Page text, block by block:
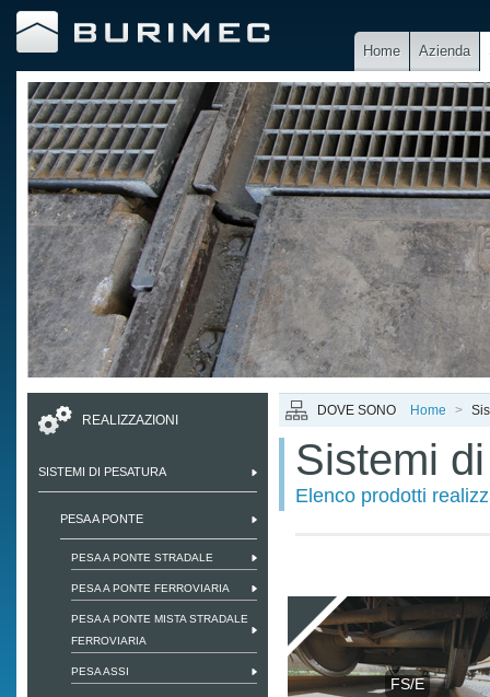
Home Azienda
REALIZZAZIONI
SISTEMI DI PESATURA
PESA A PONTE
PESA A PONTE STRADALE
PESA A PONTE FERROVIARIA
PESA A PONTE MISTA STRADALE
FERROVIARIA
PESA ASSI
DOVE SONO Home >
Sistemi
Elenco prodotti
FS/E